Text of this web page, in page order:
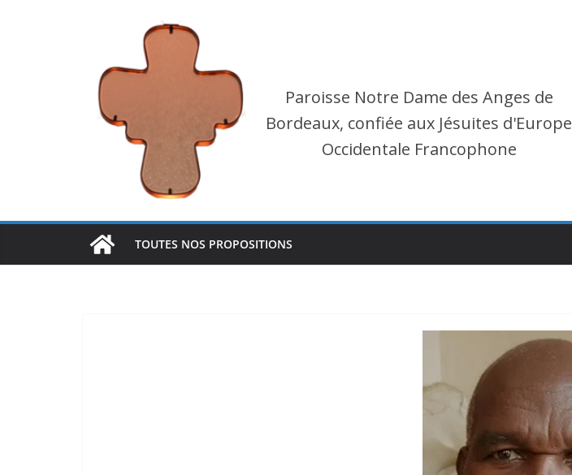
Paroisse Notre Dame des Anges de
Bordeaux, confiée aux Jésuites d'Europe
Occidentale Francophone
TOUTES NOS PROPOSITIONS